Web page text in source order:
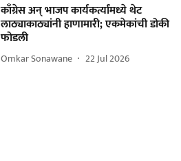
काँग्रेस अन् भाजप कार्यकर्त्यांमध्ये थेट
लाठ्याकाठ्यांनी हाणामारी; एकमेकांची डोकी
फोडली
Omkar Sonawane 22 Jul 2026